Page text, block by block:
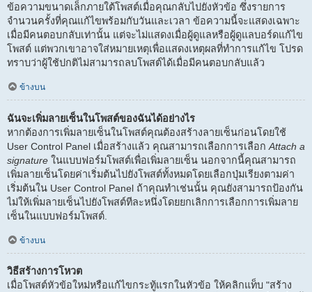
ข้อความขนาดเล็กภายใต้โพสต์เมื่อคุณกลับไปยังหัวข้อ ซึ่งรายการ
จำนวนครั้งที่คุณแก้ไขพร้อมกับวันและเวลา ข้อความนี้จะแสดงเฉพาะ
เมื่อมีคนตอบกลับเท่านั้น แต่จะไม่แสดงเมื่อผู้ดูแลหรือผู้ดูแลบอร์ดแก้ไข
โพสต์ แต่พวกเขาอาจใส่หมายเหตุเพื่อแสดงเหตุผลที่ทำการแก้ไข โปรด
ทราบว่าผู้ใช้ปกติไม่สามารถลบโพสต์ได้เมื่อมีคนตอบกลับแล้ว
ข้างบน
ฉันจะเพิ่มลายเซ็นในโพสต์ของฉันได้อย่างไร
หากต้องการเพิ่มลายเซ็นในโพสต์คุณต้องสร้างลายเซ็นก่อนโดยใช้
User Control Panel เมื่อสร้างแล้ว คุณสามารถเลือกการเลือก Attach a
signature ในแบบฟอร์มโพสต์เพื่อเพิ่มลายเซ็น นอกจากนี้คุณสามารถ
เพิ่มลายเซ็นโดยค่าเริ่มต้นไปยังโพสต์ทั้งหมดโดยเลือกปุ่มเรียงตามค่า
เริ่มต้นใน User Control Panel ถ้าคุณทำเช่นนั้น คุณยังสามารถป้องกัน
ไม่ให้เพิ่มลายเซ็นไปยังโพสต์ทีละหนึ่งโดยยกเลิกการเลือกการเพิ่มลาย
เซ็นในแบบฟอร์มโพสต์.
ข้างบน
วิธีสร้างการโหวต
เมื่อโพสต์หัวข้อใหม่หรือแก้ไขกระทู้แรกในหัวข้อ ให้คลิกแท็บ "สร้าง